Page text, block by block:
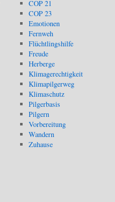
COP 21
COP 23
Emotionen
Fernweh
Flüchtlingshilfe
Freude
Herberge
Klimagerechtigkeit
Klimapilgerweg
Klimaschutz
Pilgerbasis
Pilgern
Vorbereitung
Wandern
Zuhause